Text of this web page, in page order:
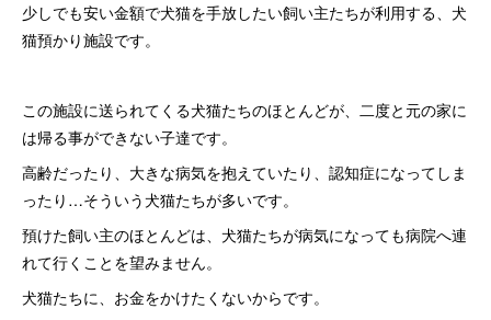
少しでも安い金額で犬猫を手放したい飼い主たちが利用する、犬
猫預かり施設です。
この施設に送られてくる犬猫たちのほとんどが、二度と元の家に
は帰る事ができない子達です。
高齢だったり、大きな病気を抱えていたり、認知症になってしま
ったり…そういう犬猫たちが多いです。
預けた飼い主のほとんどは、犬猫たちが病気になっても病院へ連
れて行くことを望みません。
犬猫たちに、お金をかけたくないからです。